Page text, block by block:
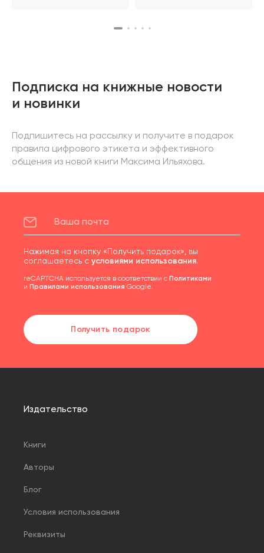
Подписка на книжные новости
и новинки
Подпишитесь на рассылку и получите в подарок
правила цифрового этикета и эффективного
общения из новой книги Максима Ильяхова.
Нажимая на кнопку «Получить подарок», вы
соглашаетесь с условиями использования.
reCAPTCHA используется в соответствии с Политиками
и Правилами использования Google.
Получить подарок
Издательство
Книги
Авторы
Блог
Условия использования
Реквизиты